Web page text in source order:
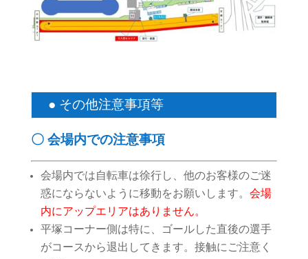
● その他注意事項等
〇 会場内での注意事項
会場内では自転車は徐行し、他のお客様のご迷
惑にならないように移動をお願いします。 会場
内にアップエリアはありません。
平塚コーナー側は特に、ゴールした直後の選手
がコースから退出してきます。接触にご注意く